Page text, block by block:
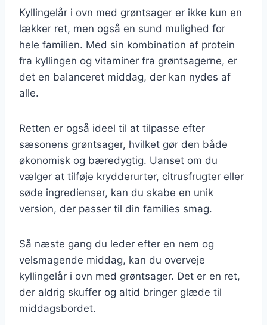
Kyllingelår i ovn med grøntsager er ikke kun en
lækker ret, men også en sund mulighed for
hele familien. Med sin kombination af protein
fra kyllingen og vitaminer fra grøntsagerne, er
det en balanceret middag, der kan nydes af
alle.
Retten er også ideel til at tilpasse efter
sæsonens grøntsager, hvilket gør den både
økonomisk og bæredygtig. Uanset om du
vælger at tilføje krydderurter, citrusfrugter eller
søde ingredienser, kan du skabe en unik
version, der passer til din families smag.
Så næste gang du leder efter en nem og
velsmagende middag, kan du overveje
kyllingelår i ovn med grøntsager. Det er en ret,
der aldrig skuffer og altid bringer glæde til
middagsbordet.